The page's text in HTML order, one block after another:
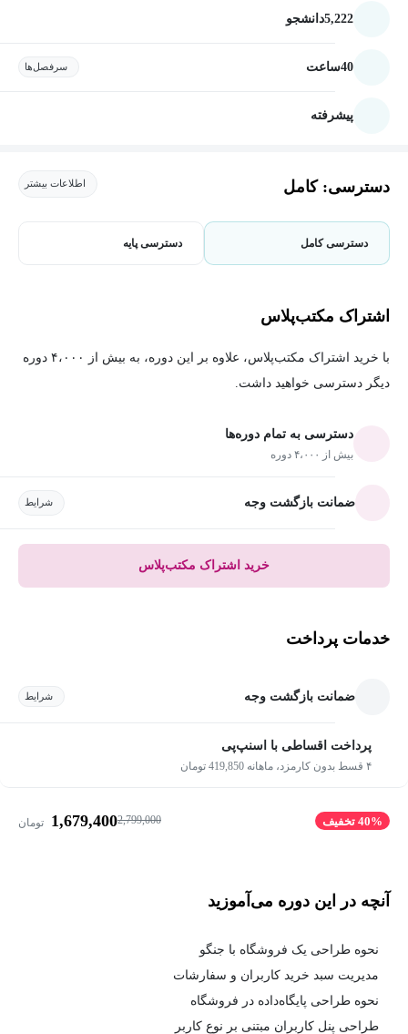
5,222دانشجو
40ساعت سرفصل‌ها
پیشرفته
دسترسی: کامل اطلاعات بیشتر
دسترسی کامل دسترسی پایه
اشتراک مکتب‌پلاس
با خرید اشتراک مکتب‌پلاس، علاوه بر این دوره، به بیش از ۴،۰۰۰ دوره
دیگر دسترسی خواهید داشت.
دسترسی به تمام دوره‌ها
بیش از ۴،۰۰۰ دوره
ضمانت بازگشت وجه شرایط
خرید اشتراک مکتب‌پلاس
خدمات پرداخت
ضمانت بازگشت وجه شرایط
پرداخت اقساطی با اسنپ‌پی
۴ قسط بدون کارمزد، ماهانه 419,850 تومان
40% تخفیف 2,799,000
1,679,400 تومان
آنچه در این دوره می‌آموزید
نحوه طراحی یک فروشگاه با جنگو
مدیریت سبد خرید کاربران و سفارشات
نحوه طراحی پایگاه‌داده در فروشگاه
طراحی پنل کاربران مبتنی بر نوع کاربر